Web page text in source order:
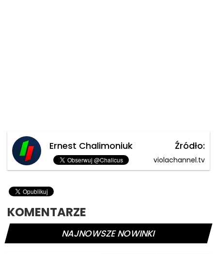
Ernest Chalimoniuk Źródło:
violachannel.tv
KOMENTARZE
NAJNOWSZE NOWINKI